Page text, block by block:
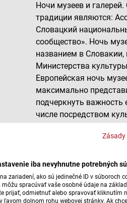
iba nevyhnutne potrebných
zariadení, ako sú jedinečné ID v súboroch
spracúvať vaše osobné údaje na
prijať, odmietnuť alebo spravovať kliknutím
dolnom rohu webovej stránky. Ak
Ночи музеев и
традиции являются:
Словацкий
сообщество». Ночь
названием в Словакии,
Министерства
Европейская ночь
максимально
подчеркнуть важность
числе посредством
распространять
отдельных регионов
По традиции,
третью субботу мая,
музеев, который
учреждения и регионы